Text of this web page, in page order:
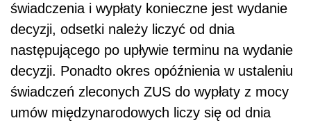
świadczenia i wypłaty konieczne jest wydanie
decyzji, odsetki należy liczyć od dnia
następującego po upływie terminu na wydanie
decyzji. Ponadto okres opóźnienia w ustaleniu
świadczeń zleconych ZUS do wypłaty z mocy
umów międzynarodowych liczy się od dnia